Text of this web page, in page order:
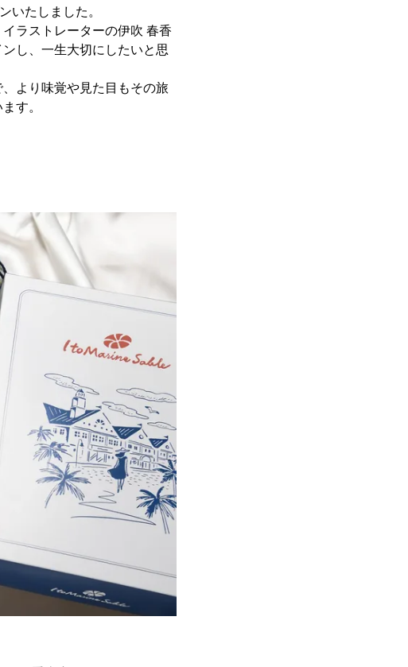
いたしました。
ラストレーターの伊吹 春香
し、一生大切にしたいと思
より味覚や見た目もその旅
す。